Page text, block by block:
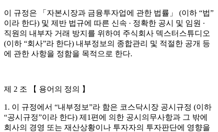
이 규정은 「자본시장과 금융투자업에 관한 법률」 (이하 “법”
이라 한다) 및 제반 법규에 따른 신속 ∙ 정확한 공시 및 임원 ∙
직원의 내부자 거래 방지를 위하여 주식회사 덱스터스튜디오
(이하 “회사”라 한다) 내부정보의 종합관리 및 적절한 공개 등
에 관한 사항을 정함을 목적으로 한다.
제 2 조 【 용어의 정의 】
1. 이 규정에서 “내부정보”라 함은 코스닥시장 공시규정 (이하
“공시규정”이라 한다) 제1편에 의한 공시의무사항과 그 밖에
회사의 경영 또는 재산상황이나 투자자의 투자판단에 영향을